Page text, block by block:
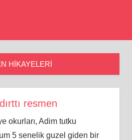
HIKAYELERI
resmen
okurları, Adim tutku
5 senelik guzel giden bir